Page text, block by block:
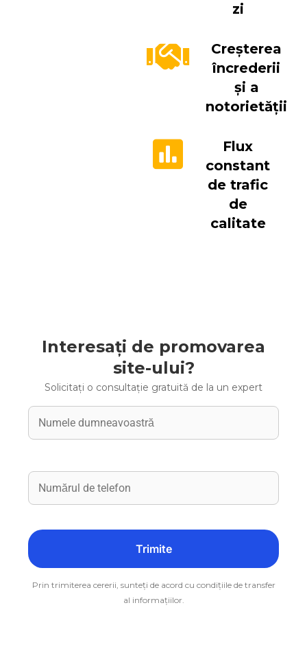
zi
Creșterea
încrederii
și a
notorietății
Flux
constant
de trafic
de
calitate
Interesați de promovarea
site-ului?
Solicitați o consultație gratuită de la un expert
Prin trimiterea cererii, sunteți de acord cu condițiile de transfer
al informațiilor.